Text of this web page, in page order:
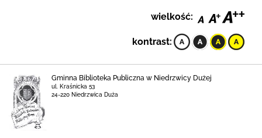
wielkość:
kontrast:
Gminna Biblioteka Publiczna w Niedrzwicy Dużej
ul. Kraśnicka 53
24-220 Niedrzwica Duża